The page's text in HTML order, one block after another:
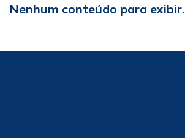
Nenhum conteúdo para exibir.